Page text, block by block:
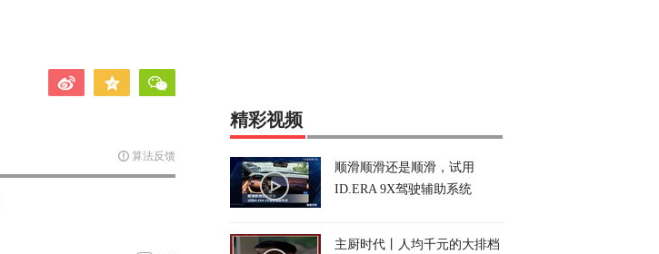
算法反馈
精彩视频
顺滑顺滑还是顺滑，试用
ID.ERA 9X驾驶辅助系统
主厨时代丨人均千元的大排档